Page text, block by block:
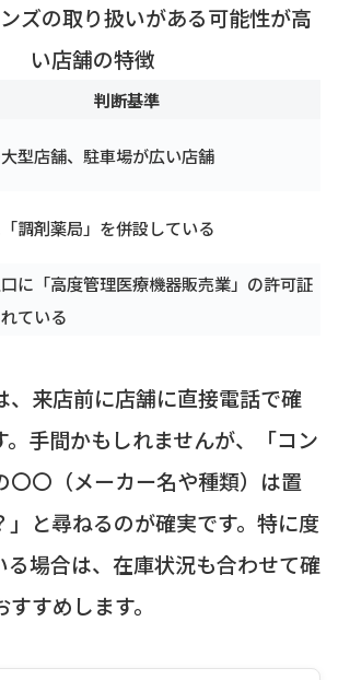
ズの取り扱いがある可能性が高
い店舗の特徴
判断基準
型店舗、駐車場が広い店舗
調剤薬局」を併設している
に「高度管理医療機器販売業」の許可証
ている
、来店前に店舗に直接電話で確
。手間かもしれませんが、「コン
〇〇（メーカー名や種類）は置
」と尋ねるのが確実です。特に度
る場合は、在庫状況も合わせて確
すめします。